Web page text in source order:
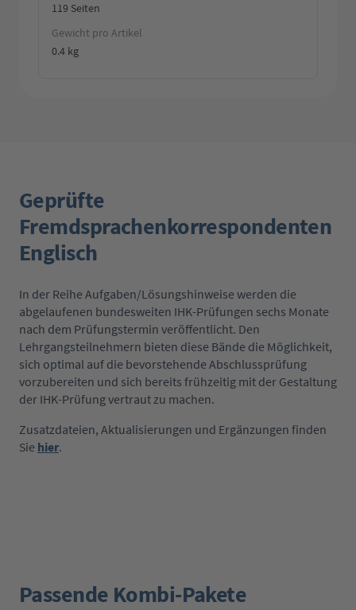
119 Seiten
Gewicht pro Artikel
0.4 kg
Geprüfte
Fremdsprachenkorrespondenten
Englisch
In der Reihe Aufgaben/Lösungshinweise werden die
abgelaufenen bundesweiten IHK-Prüfungen sechs Monate
nach dem Prüfungstermin veröffentlicht. Den
Lehrgangsteilnehmern bieten diese Bände die Möglichkeit,
sich optimal auf die bevorstehende Abschlussprüfung
vorzubereiten und sich bereits frühzeitig mit der Gestaltung
der IHK-Prüfung vertraut zu machen.
Zusatzdateien, Aktualisierungen und Ergänzungen finden
Sie hier.
Produktgalerie überspringen
Passende Kombi-Pakete